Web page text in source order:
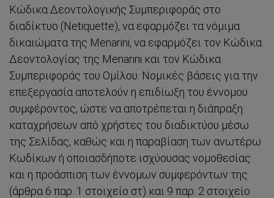
Κώδικα Δεοντολογικής Συμπεριφοράς στο
διαδίκτυο (Netiquette), να εφαρμόζει τα νόμιμα
δικαιώματα της Menarini, να εφαρμόζει τον Κώδικα
Δεοντολογίας της Menarini και τον Κώδικα
Συμπεριφοράς του Ομίλου. Νομικές βάσεις για την
επεξεργασία αποτελούν η επιδίωξη του έννομου
συμφέροντος, ώστε να αποτρέπεται η διάπραξη
καταχρήσεων από χρήστες του διαδικτύου μέσω
της Σελίδας, καθώς και η παραβίαση των ανωτέρω
Κωδίκων ή οποιασδήποτε ισχύουσας νομοθεσίας
και η προάσπιση των έννομων συμφερόντων της
(άρθρα 6 παρ. 1 στοιχείο στ) και 9 παρ. 2 στοιχείο